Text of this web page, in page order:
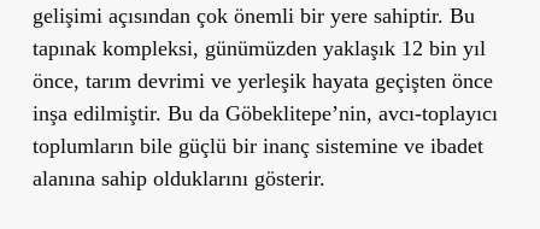
gelişimi açısından çok önemli bir yere sahiptir. Bu
tapınak kompleksi, günümüzden yaklaşık 12 bin yıl
önce, tarım devrimi ve yerleşik hayata geçişten önce
inşa edilmiştir. Bu da Göbeklitepe’nin, avcı-toplayıcı
toplumların bile güçlü bir inanç sistemine ve ibadet
alanına sahip olduklarını gösterir.